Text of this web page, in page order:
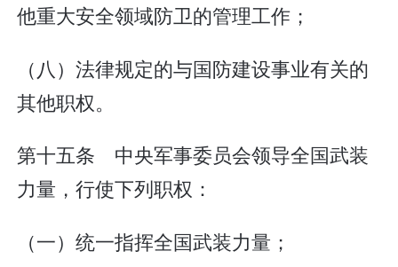
他重大安全领域防卫的管理工作；
（八）法律规定的与国防建设事业有关的
其他职权。
第十五条 中央军事委员会领导全国武装
力量，行使下列职权：
（一）统一指挥全国武装力量；